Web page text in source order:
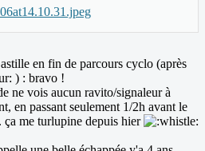
en fin de parcours cyclo (après
) : bravo !
ne vois aucun ravito/signaleur à
en passant seulement 1/2h avant le
me turlupine depuis hier